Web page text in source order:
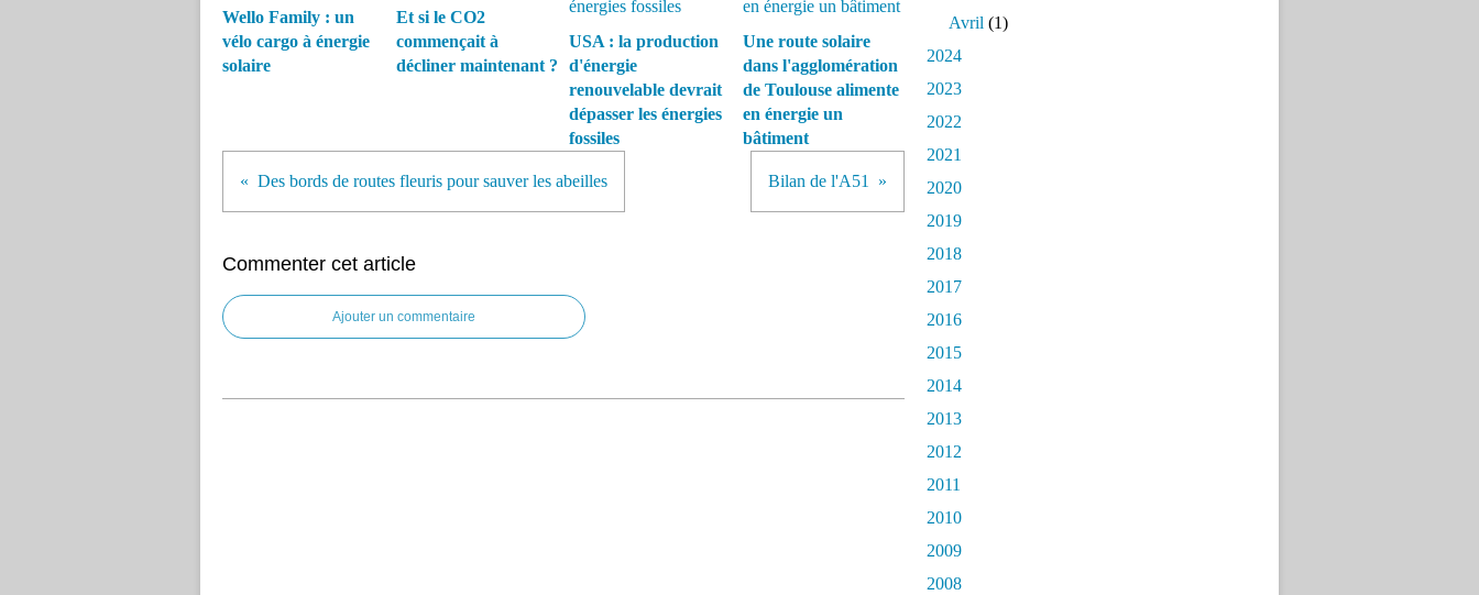
Wello Family : un
vélo cargo à énergie
solaire
Et si le CO2
commençait à
décliner maintenant ?
USA : la production
d'énergie
renouvelable devrait
dépasser les énergies
fossiles
Une route solaire
dans l'agglomération
de Toulouse alimente
en énergie un
bâtiment
Des bords de routes fleuris pour sauver les abeilles Bilan de l'A51
Commenter cet article
Ajouter un commentaire
Avril (1)
2024
2023
2022
2021
2020
2019
2018
2017
2016
2015
2014
2013
2012
2011
2010
2009
2008